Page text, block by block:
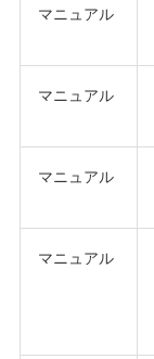
マニュアル
マニュアル
マニュアル
マニュアル